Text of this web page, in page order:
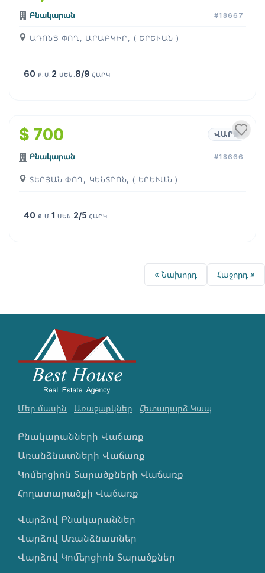
Բնակարան #18667
ԱԴՈՆՑ ՓՈՂ, ԱՐԱԲԿԻՐ, ( ԵՐԵՒԱՆ )
60 Ք.Մ. 2 ՍԵՆ. 8/9ՀԱՐԿ
$ 700 ՎԱՐՁ
Բնակարան #18666
ՏԵՐՅԱՆ ՓՈՂ, ԿԵՆՏՐՈՆ, ( ԵՐԵՒԱՆ )
40 Ք.Մ.1 ՍԵՆ. 2/5ՀԱՐԿ
« Նախորդ Հաջորդ »
Մեր մասին Առաջարկներ Հետադարձ Կապ
Բնակարանների Վաճառք
Առանձնատների Վաճառք
Կոմերցիոն Տարածքների Վաճառք
Հողատարածքի Վաճառք
Վարձով Բնակարաններ
Վարձով Առանձնատներ
Վարձով Կոմերցիոն Տարածքներ